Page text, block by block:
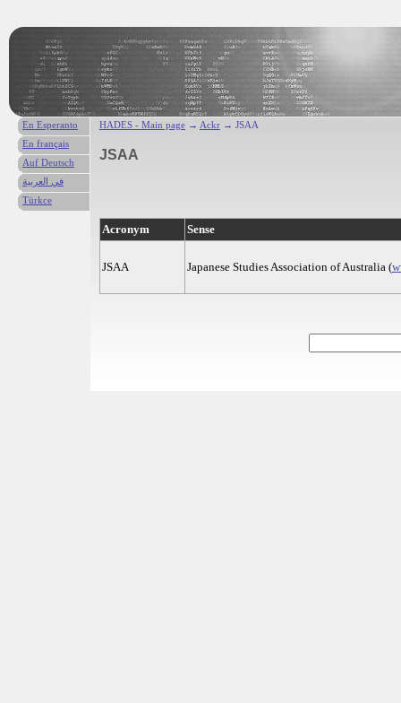
HADES - Main page → Ackr → JSAA
JSAA
Acronym Sense
JSAA Japanese Studies Association of Australia (
En Esperanto
En français
Auf Deutsch
في العربية
Türkce